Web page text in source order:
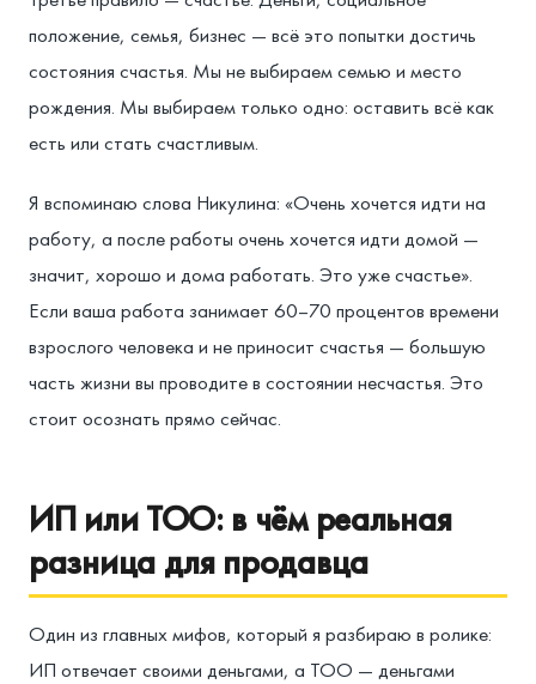
положение, семья, бизнес — всё это попытки достичь
состояния счастья. Мы не выбираем семью и место
рождения. Мы выбираем только одно: оставить всё как
есть или стать счастливым.
Я вспоминаю слова Никулина: «Очень хочется идти на
работу, а после работы очень хочется идти домой —
значит, хорошо и дома работать. Это уже счастье».
Если ваша работа занимает 60–70 процентов времени
взрослого человека и не приносит счастья — большую
часть жизни вы проводите в состоянии несчастья. Это
стоит осознать прямо сейчас.
ИП или ТОО: в чём реальная
разница для продавца
Один из главных мифов, который я разбираю в ролике:
ИП отвечает своими деньгами, а ТОО — деньгами